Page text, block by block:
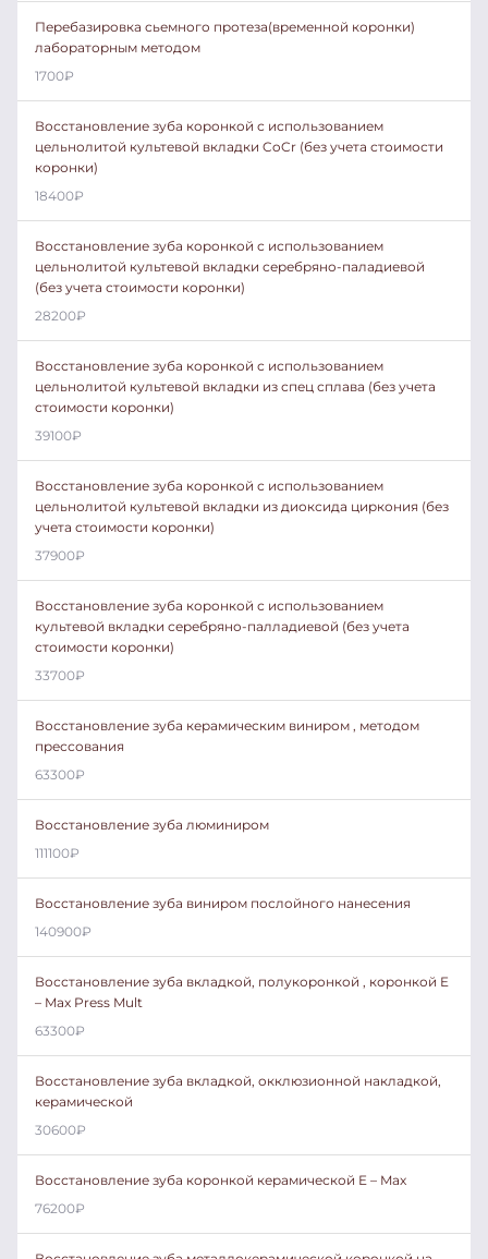
Перебазировка сьемного протеза(временной коронки)
лабораторным методом
1700₽
Восстановление зуба коронкой с использованием
цельнолитой культевой вкладки CoCr (без учета стоимости
коронки)
18400₽
Восстановление зуба коронкой с использованием
цельнолитой культевой вкладки серебряно-паладиевой
(без учета стоимости коронки)
28200₽
Восстановление зуба коронкой с использованием
цельнолитой культевой вкладки из спец сплава (без учета
стоимости коронки)
39100₽
Восстановление зуба коронкой с использованием
цельнолитой культевой вкладки из диоксида циркония (без
учета стоимости коронки)
37900₽
Восстановление зуба коронкой с использованием
культевой вкладки серебряно-палладиевой (без учета
стоимости коронки)
33700₽
Восстановление зуба керамическим виниром , методом
прессования
63300₽
Восстановление зуба люминиром
111100₽
Восстановление зуба виниром послойного нанесения
140900₽
Восстановление зуба вкладкой, полукоронкой , коронкой E
– Max Press Mult
63300₽
Восстановление зуба вкладкой, окклюзионной накладкой,
керамической
30600₽
Восстановление зуба коронкой керамической E – Max
76200₽